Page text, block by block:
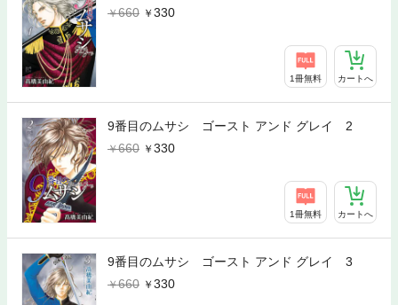
660
330
1冊無料 カートへ
9番目のムサシ ゴースト アンド グレイ 2
660
330
1冊無料 カートへ
9番目のムサシ ゴースト アンド グレイ 3
660
330